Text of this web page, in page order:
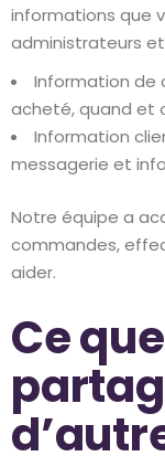
informations que
administrateurs
Information de
acheté, quand et
Information
messagerie et
Notre équipe a
commandes,
aider.
Ce